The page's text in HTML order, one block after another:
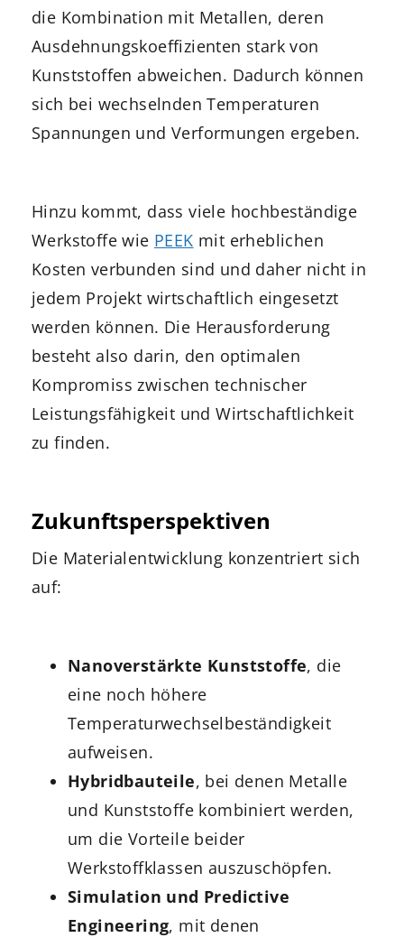
die Kombination mit Metallen, deren
Ausdehnungskoeffizienten stark von
Kunststoffen abweichen. Dadurch können
sich bei wechselnden Temperaturen
Spannungen und Verformungen ergeben.
Hinzu kommt, dass viele hochbeständige
Werkstoffe wie PEEK mit erheblichen
Kosten verbunden sind und daher nicht in
jedem Projekt wirtschaftlich eingesetzt
werden können. Die Herausforderung
besteht also darin, den optimalen
Kompromiss zwischen technischer
Leistungsfähigkeit und Wirtschaftlichkeit
zu finden.
Zukunftsperspektiven
Die Materialentwicklung konzentriert sich
auf:
Nanoverstärkte Kunststoffe, die
eine noch höhere
Temperaturwechselbeständigkeit
aufweisen.
Hybridbauteile, bei denen Metalle
und Kunststoffe kombiniert werden,
um die Vorteile beider
Werkstoffklassen auszuschöpfen.
Simulation und Predictive
Engineering, mit denen